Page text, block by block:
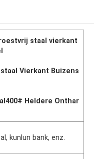
staal vierkant
Vierkant Buizens
Heldere Onthar
kunlun bank, enz.